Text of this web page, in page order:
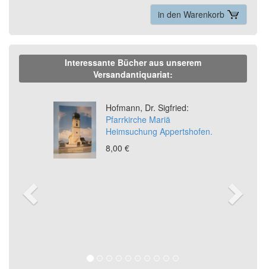
in den Warenkorb
Interessante Bücher aus unserem
Versandantiquariat:
Hofmann, Dr. Sigfried:
Pfarrkirche Mariä
Heimsuchung Appertshofen.
8,00 €
Previous